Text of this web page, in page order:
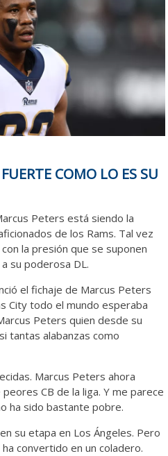
COMO LO ES SU
Peters está siendo la
de los Rams. Tal vez
la presión que se suponen
su poderosa DL.
el fichaje de Marcus Peters
City todo el mundo esperaba
Peters quien desde su
tantas alabanzas como
Marcus Peters ahora
CB de la liga. Y me parece
ha sido bastante pobre.
su etapa en Los Ángeles. Pero
convertido en un coladero.